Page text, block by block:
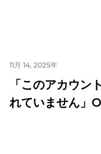
11月 14, 2025年
「このアカウン
れていません」